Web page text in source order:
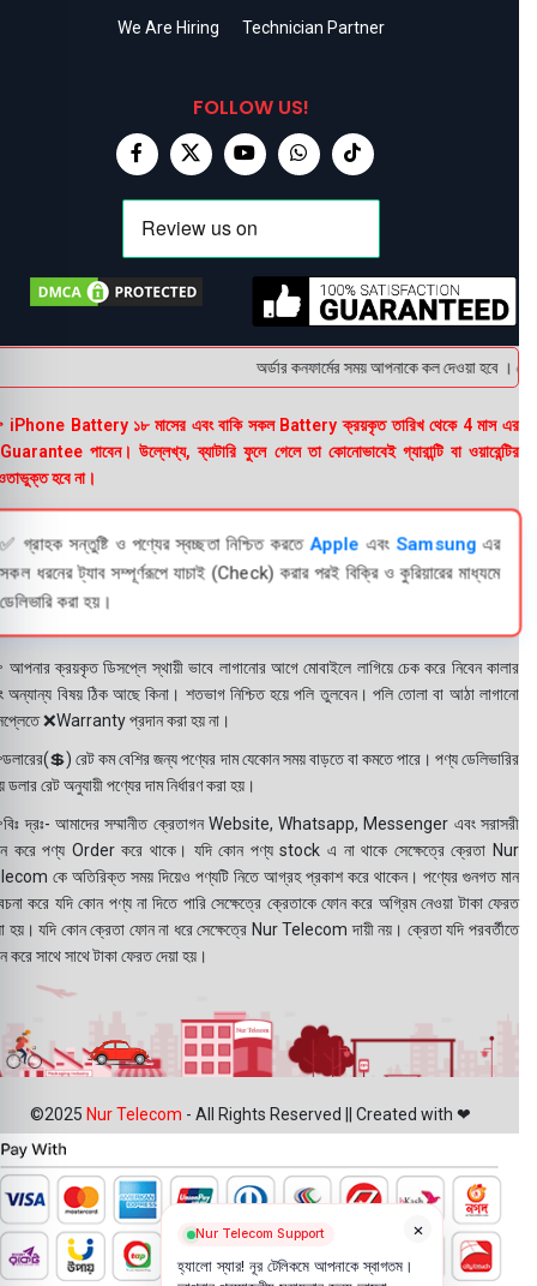
We Are Hiring
Technician Partner
FOLLOW US!
অর্ডার কনফার্মের সময় আপনাকে কল দেওয়া হবে ।
Battery ১৮ মাসের এবং বাকি সকল Battery ক্রয়কৃত তারিখ থেকে 4 মাস এর
পাবেন। উল্লেখ্য, ব্যাটারি ফুলে গেলে তা কোনোভাবেই গ্যারান্টি বা ওয়ারেন্টির
হবে না।
✅ গ্রাহক সন্তুষ্টি ও পণ্যের স্বচ্ছতা নিশ্চিত করতেApple এবংSamsungএর
সকল ধরনের ট্যাব সম্পূর্ণরূপে যাচাই (Check) করার পরই বিক্রি ও কুরিয়ারের মাধ্যমে
ডেলিভারি করা হয়।
ক্রয়কৃত ডিসপ্লে স্থায়ী ভাবে লাগানোর আগে মোবাইলে লাগিয়ে চেক করে নিবেন কালার
অন্যান্য বিষয় ঠিক আছে কিনা। শতভাগ নিশ্চিত হয়ে পলি তুলবেন। পলি তোলা বা আঠা লাগানো
❌Warranty প্রদান করা হয় না।
রেট কম বেশির জন্য পণ্যের দাম যেকোন সময় বাড়তে বা কমতে পারে। পণ্য ডেলিভারির
ডলার রেট অনুযায়ী পণ্যের দাম নির্ধারণ করা হয়।
দ্রঃ- আমাদের সম্মানীত ক্রেতাগন Website, Whatsapp, Messenger এবং সরাসরী
করে পণ্য Order করে থাকে। যদি কোন পণ্য stock এ না থাকে সেক্ষেত্রে ক্রেতা Nur
কে অতিরিক্ত সময় দিয়েও পণ্যটি নিতে আগ্রহ প্রকাশ করে থাকেন। পণ্যের গুনগত মান
করে যদি কোন পণ্য না দিতে পারি সেক্ষেত্রে ক্রেতাকে ফোন করে অগ্রিম নেওয়া টাকা ফেরত
হয়। যদি কোন ক্রেতা ফোন না ধরে সেক্ষেত্রে Nur Telecom দায়ী নয়। ক্রেতা যদি পরবর্তীতে
করে সাথে সাথে টাকা ফেরত দেয়া হয়।
©2025 Nur Telecom - All Rights Reserved || Created with ❤
×
Nur Telecom Support
হ্যালো স্যার! নূর টেলিকমে আপনাকে স্বাগতম।